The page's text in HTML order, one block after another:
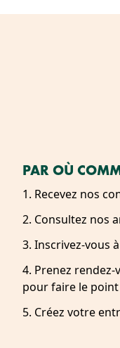
PAR OÙ
1. Recevez nos
2. Consultez nos
3. Inscrivez-vous
4. Prenez rendez-
pour faire le
5. Créez votre